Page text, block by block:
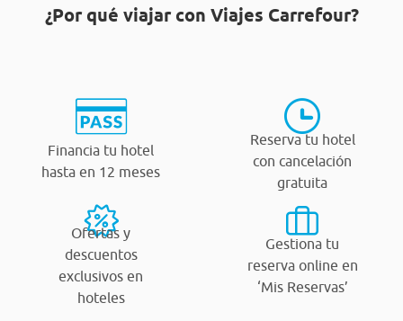
¿Por qué viajar con Viajes Carrefour?
Financia tu hotel
hasta en 12 meses
Reserva tu hotel
con cancelación
gratuita
Ofertas y
descuentos
exclusivos en
hoteles
Gestiona tu
reserva online en
‘Mis Reservas’